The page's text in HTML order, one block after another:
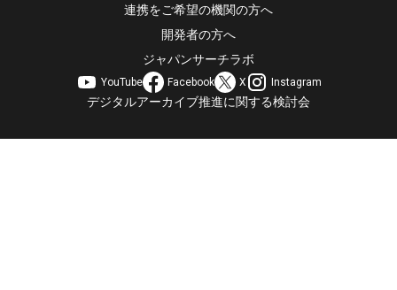
連携をご希望の機関の方へ
開発者の方へ
ジャパンサーチラボ
YouTube Facebook X Instagram
デジタルアーカイブ推進に関する検討会